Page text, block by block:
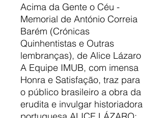
Acima da Gente o Céu -
Memorial de António Correia
Barém (Crónicas
Quinhentistas e Outras
lembranças), de Alice Lázaro
A Equipe IMUB, com imensa
Honra e Satisfação, traz para
o público brasileiro a obra da
erudita e invulgar historiadora